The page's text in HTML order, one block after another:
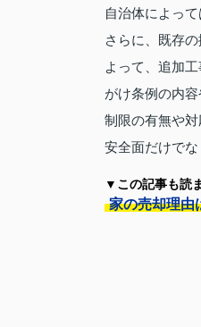
自治体によっ
さらに、既存
よって、追加
がけ条例の内
制限の有無や対
安全面だけで
▼この記事も読
家の売却理由